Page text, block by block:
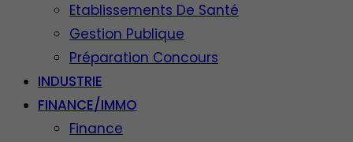
Etablissements De Santé
Gestion Publique
Préparation Concours
INDUSTRIE
FINANCE/IMMO
Finance